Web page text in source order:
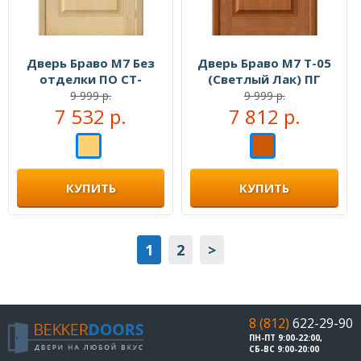
Дверь Браво М7 Без
отделки ПО СТ-
Сатинато
9 999 р.
7 532 р.
КУПИТЬ
Дверь Браво М7 Т-05
(Светлый Лак) ПГ
9 999 р.
7 812 р.
КУПИТЬ
1 2 >
8 (812) 622-29-90
ПН-ПТ 9:00-22:00,
СБ-ВС 9:00-20:00